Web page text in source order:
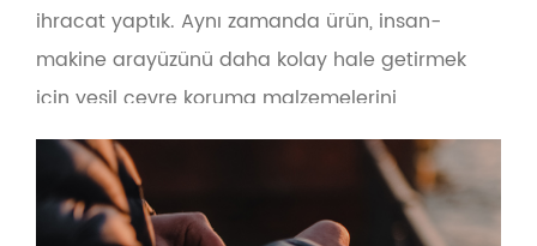
ihracat yaptık. Aynı zamanda ürün, insan-
makine arayüzünü daha kolay hale getirmek
için yeşil çevre koruma malzemelerini
benimser. Önce kalite ve önce hizmet ilkesini
temel alan şirket, olta takımı tedarikçileri, olta
takımı e-ticareti ve sınır ötesi olta takımı